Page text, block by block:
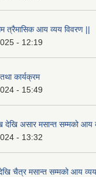
आय व्यय विवरण ||
- 12:19
कार्यक्रम
- 15:49
असार मसान्त सम्मको आय
- 13:32
चैत्र मसान्त सम्मको आय